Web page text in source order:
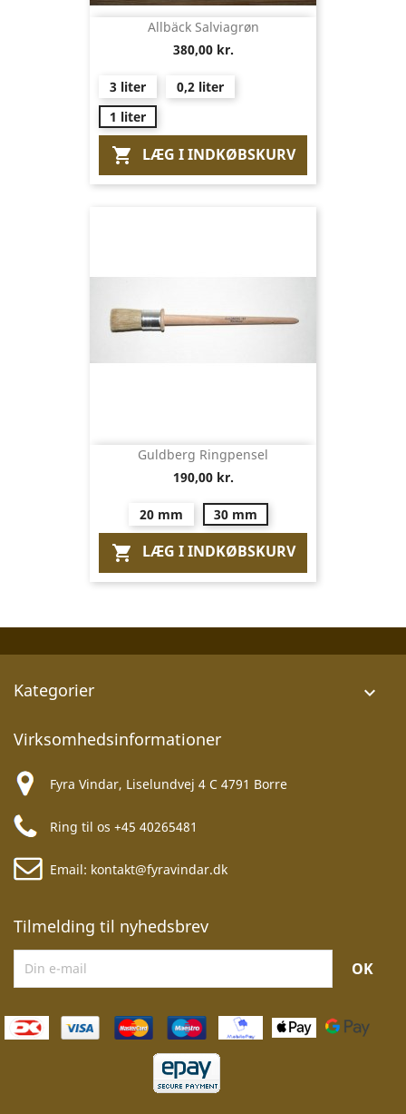
Allbäck Salviagrøn
380,00 kr.
3 liter
0,2 liter
1 liter
 LÆG I INDKØBSKURV
Guldberg Ringpensel
190,00 kr.
20 mm 30 mm
 LÆG I INDKØBSKURV
Kategorier 
Virksomhedsinformationer
Fyra Vindar, Liselundvej 4 C 4791 Borre
Ring til os +45 40265481
Email: kontakt@fyravindar.dk
Tilmelding til nyhedsbrev